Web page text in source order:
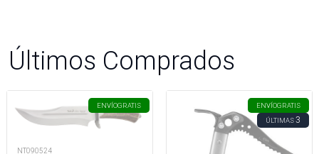
Últimos Comprados
ENVÍOGRATIS
NT090524
ENVÍOGRATIS
ÚLTIMAS3